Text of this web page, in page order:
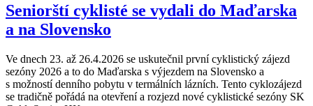
Seniorští cyklisté se vydali do Maďarska
a na Slovensko
Ve dnech 23. až 26.4.2026 se uskutečnil první cyklistický zájezd
sezóny 2026 a to do Maďarska s výjezdem na Slovensko a
s možností denního pobytu v termálních lázních. Tento cyklozájezd
se tradičně pořádá na otevření a rozjezd nové cyklistické sezóny SK